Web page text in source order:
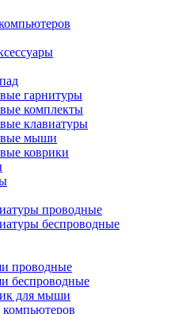
гарнитуры
комплекты
клавиатуры
мыши
коврики
проводные
беспроводные
проводные
беспроводные
для мыши
компьютеров